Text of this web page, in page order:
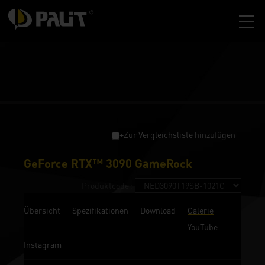
+Zur Vergleichsliste hinzufügen
GeForce RTX™ 3090 GameRock
Übersicht Spezifikationen Download
Galerie
YouTube
Instagram